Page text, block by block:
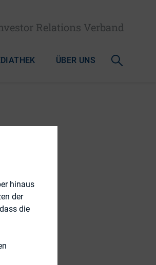
Relations Verband
ÜBER UNS
hinaus
der
die